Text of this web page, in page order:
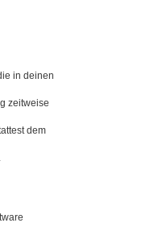
in deinen
zeitweise
dem